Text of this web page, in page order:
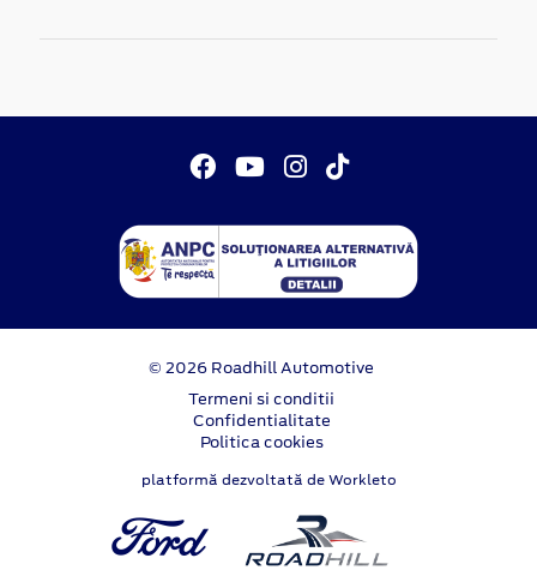
© 2026 Roadhill Automotive
Termeni si conditii
Confidentialitate
Politica cookies
platformă dezvoltată de Workleto